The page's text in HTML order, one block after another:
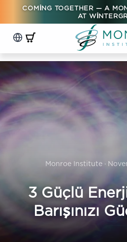
COMING TOGETHER — A
AT
Monroe Institute ·
3 Güçlü
Barışınızı